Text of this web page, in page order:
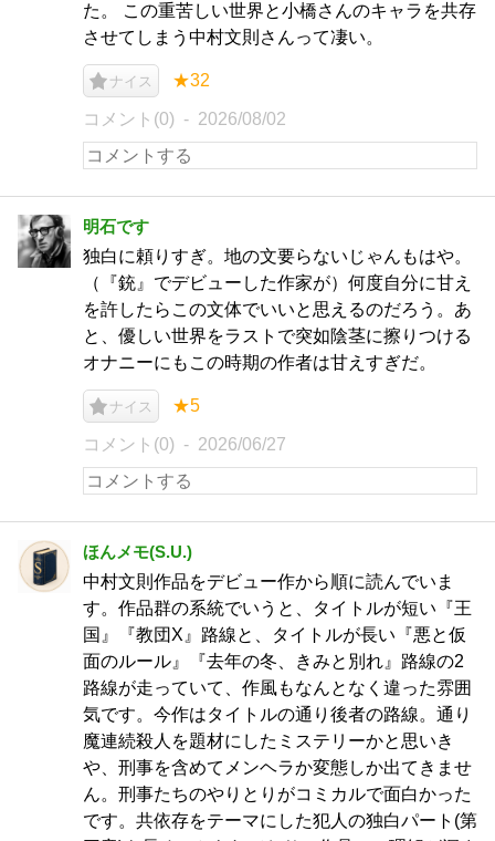
た。 この重苦しい世界と小橋さんのキャラを共存
させてしまう中村文則さんって凄い。
ナイス ★32
コメント(0) 2026/08/02
明石です
独白に頼りすぎ。地の文要らないじゃんもはや。
（『銃』でデビューした作家が）何度自分に甘え
を許したらこの文体でいいと思えるのだろう。あ
と、優しい世界をラストで突如陰茎に擦りつける
オナニーにもこの時期の作者は甘えすぎだ。
ナイス ★5
コメント(0) 2026/06/27
ほんメモ(S.U.)
中村文則作品をデビュー作から順に読んでいま
す。作品群の系統でいうと、タイトルが短い『王
国』『教団X』路線と、タイトルが長い『悪と仮
面のルール』『去年の冬、きみと別れ』路線の2
路線が走っていて、作風もなんとなく違った雰囲
気です。今作はタイトルの通り後者の路線。通り
魔連続殺人を題材にしたミステリーかと思いき
や、刑事を含めてメンヘラか変態しか出てきませ
ん。刑事たちのやりとりがコミカルで面白かった
です。共依存をテーマにした犯人の独白パート(第